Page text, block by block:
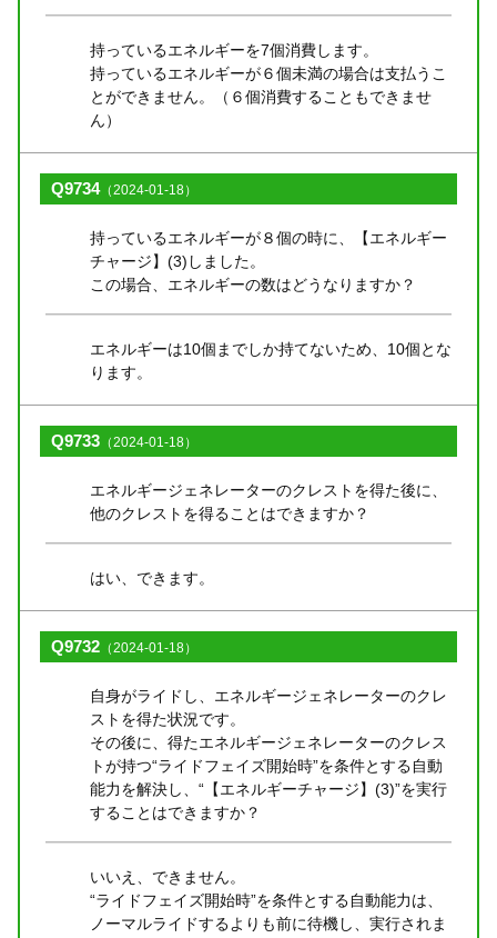
持っているエネルギーを7個消費します。
持っているエネルギーが６個未満の場合は支払うこ
とができません。（６個消費することもできませ
ん）
Q9734（2024-01-18）
持っているエネルギーが８個の時に、【エネルギー
チャージ】(3)しました。
この場合、エネルギーの数はどうなりますか？
エネルギーは10個までしか持てないため、10個とな
ります。
Q9733 （2024-01-18）
エネルギージェネレーターのクレストを得た後に、
他のクレストを得ることはできますか？
はい、できます。
Q9732 （2024-01-18）
自身がライドし、エネルギージェネレーターのクレ
ストを得た状況です。
その後に、得たエネルギージェネレーターのクレス
トが持つ“ライドフェイズ開始時”を条件とする自動
能力を解決し、“【エネルギーチャージ】(3)”を実行
することはできますか？
いいえ、できません。
“ライドフェイズ開始時”を条件とする自動能力は、
ノーマルライドするよりも前に待機し、実行されま